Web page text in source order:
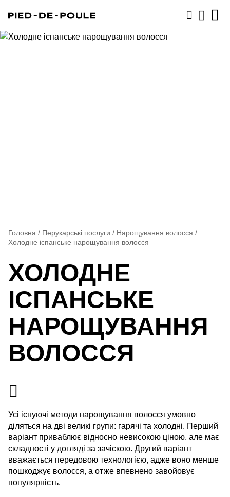
Головна / Перукарські послуги / Нарощування волосся /
Холодне іспанське нарощування волосся
ХОЛОДНЕ
ІСПАНСЬКЕ
НАРОЩУВАННЯ
ВОЛОССЯ
Усі існуючі методи нарощування волосся умовно
діляться на дві великі групи: гарячі та холодні. Перший
варіант приваблює відносно невисокою ціною, але має
складності у догляді за зачіскою. Другий варіант
вважається передовою технологією, адже воно менше
пошкоджує волосся, а отже впевнено завойовує
популярність.